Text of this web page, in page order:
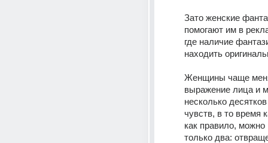
Зато женские
помогают им в
где наличие
находить
Женщины чаще
выражение лица и
несколько
чувств, в то время
как правило, можно
только два: